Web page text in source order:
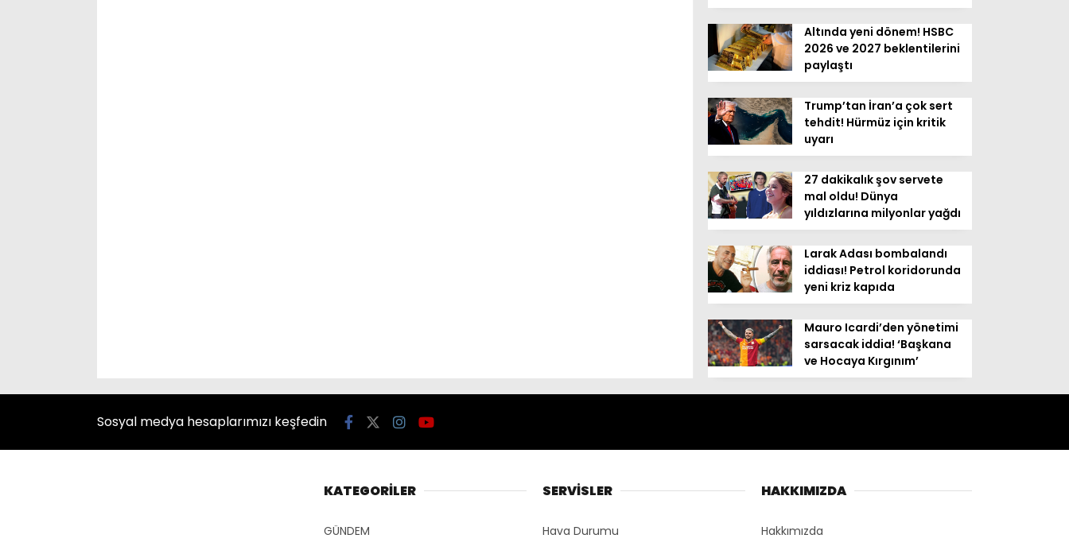
Altında yeni dönem! HSBC
2026 ve 2027 beklentilerini
paylaştı
Trump’tan İran’a çok sert
tehdit! Hürmüz için kritik
uyarı
27 dakikalık şov servete
mal oldu! Dünya
yıldızlarına milyonlar yağdı
Larak Adası bombalandı
iddiası! Petrol koridorunda
yeni kriz kapıda
Mauro Icardi’den yönetimi
sarsacak iddia! ‘Başkana
ve Hocaya Kırgınım’
Sosyal medya hesaplarımızı keşfedin
KATEGORİLER
GÜNDEM
SERVİSLER
Hava Durumu
HAKKIMIZDA
Hakkımızda